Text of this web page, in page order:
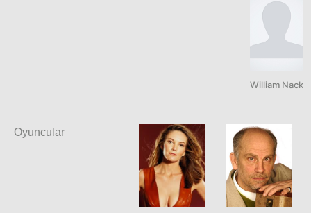
William Nack
Oyuncular